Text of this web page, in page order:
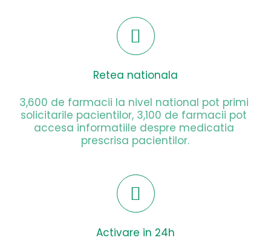
Retea nationala
3,600 de farmacii la nivel national pot primi
solicitarile pacientilor, 3,100 de farmacii pot
accesa informatiile despre medicatia
prescrisa pacientilor.
Activare in 24h